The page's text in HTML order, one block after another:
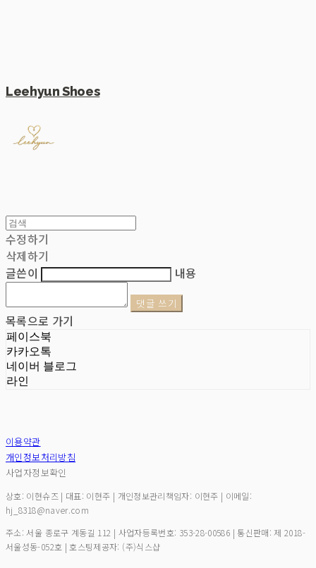
Leehyun Shoes
수정하기
삭제하기
글쓴이
내용
댓글 쓰기
목록으로 가기
페이스북
카카오톡
네이버 블로그
라인
이용약관
개인정보처리방침
사업자정보확인
상호: 이현슈즈 | 대표: 이현주 | 개인정보관리책임자: 이현주 | 이메일:
hj_8318@naver.com
주소: 서울 종로구 계동길 112 | 사업자등록번호: 353-28-00586 | 통신판매:제 2018-
서울성동-052호 | 호스팅제공자: (주)식스샵